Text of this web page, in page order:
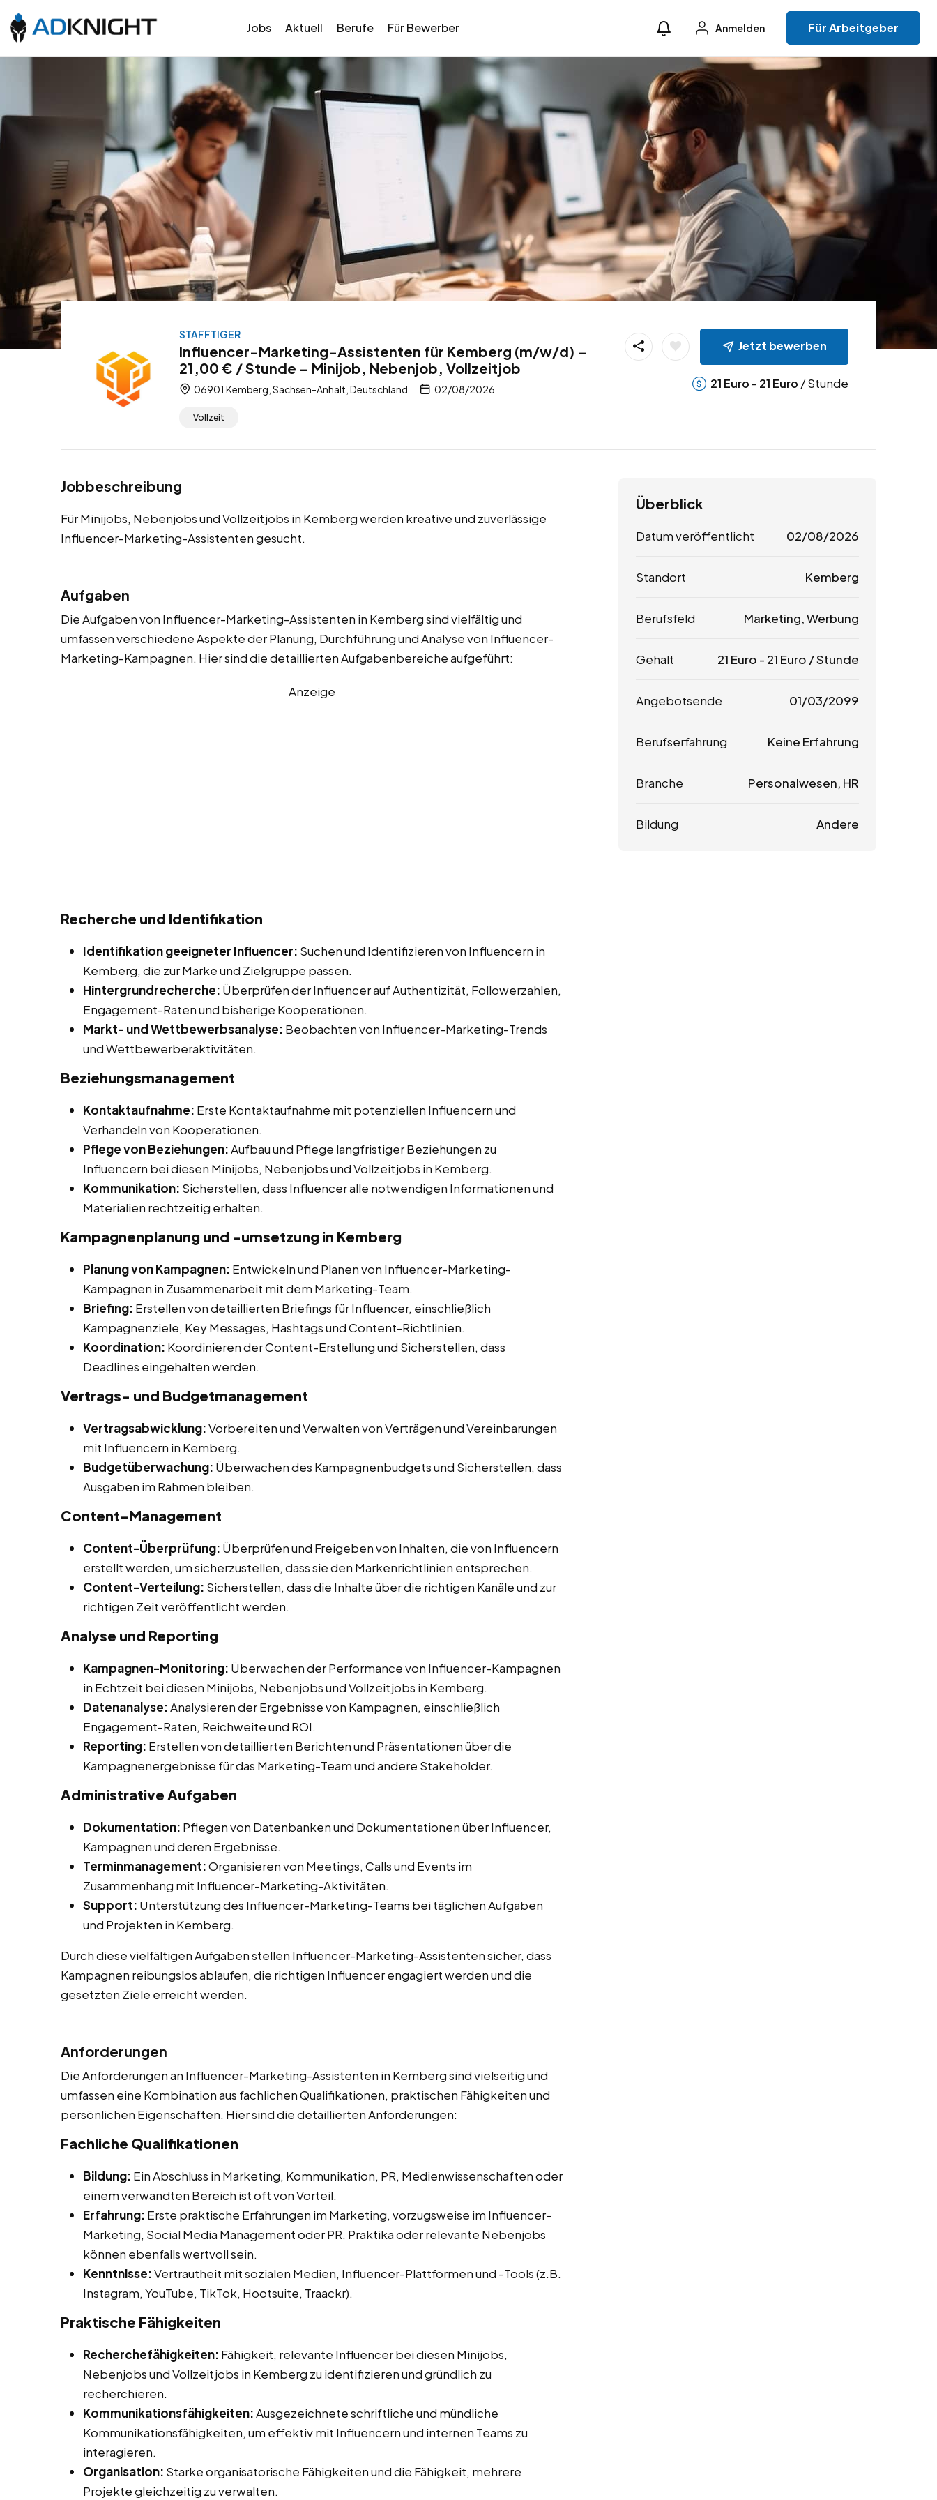
Jobs Aktuell Berufe Für Bewerber Anmelden Für Arbeitgeber
STAFFTIGER
Influencer-Marketing-Assistenten für Kemberg (m/w/d) –
21,00 € / Stunde – Minijob, Nebenjob, Vollzeitjob
06901 Kemberg, Sachsen-Anhalt, Deutschland 02/08/2026
Vollzeit
Jetzt bewerben
21 Euro - 21 Euro / Stunde
Jobbeschreibung
Für Minijobs, Nebenjobs und Vollzeitjobs in Kemberg werden kreative und zuverlässige
Influencer-Marketing-Assistenten gesucht.
Aufgaben
Die Aufgaben von Influencer-Marketing-Assistenten in Kemberg sind vielfältig und
umfassen verschiedene Aspekte der Planung, Durchführung und Analyse von Influencer-
Marketing-Kampagnen. Hier sind die detaillierten Aufgabenbereiche aufgeführt:
Anzeige
Recherche und Identifikation
Identifikation geeigneter Influencer: Suchen und Identifizieren von Influencern in
Kemberg, die zur Marke und Zielgruppe passen.
Hintergrundrecherche: Überprüfen der Influencer auf Authentizität, Followerzahlen,
Engagement-Raten und bisherige Kooperationen.
Markt- und Wettbewerbsanalyse: Beobachten von Influencer-Marketing-Trends
und Wettbewerberaktivitäten.
Beziehungsmanagement
Kontaktaufnahme: Erste Kontaktaufnahme mit potenziellen Influencern und
Verhandeln von Kooperationen.
Pflege von Beziehungen:Aufbau und Pflege langfristiger Beziehungen zu
Influencern bei diesen Minijobs, Nebenjobs und Vollzeitjobs in Kemberg.
Kommunikation: Sicherstellen, dass Influencer alle notwendigen Informationen und
Materialien rechtzeitig erhalten.
Kampagnenplanung und -umsetzung in Kemberg
Planung von Kampagnen: Entwickeln und Planen von Influencer-Marketing-
Kampagnen in Zusammenarbeit mit dem Marketing-Team.
Briefing: Erstellen von detaillierten Briefings für Influencer, einschließlich
Kampagnenziele, Key Messages, Hashtags und Content-Richtlinien.
Koordination: Koordinieren der Content-Erstellung und Sicherstellen, dass
Deadlines eingehalten werden.
Vertrags- und Budgetmanagement
Vertragsabwicklung:Vorbereiten und Verwalten von Verträgen und Vereinbarungen
mit Influencern in Kemberg.
Budgetüberwachung: Überwachen des Kampagnenbudgets und Sicherstellen, dass
Ausgaben im Rahmen bleiben.
Content-Management
Content-Überprüfung: Überprüfen und Freigeben von Inhalten, die von Influencern
erstellt werden, um sicherzustellen, dass sie den Markenrichtlinien entsprechen.
Content-Verteilung: Sicherstellen, dass die Inhalte über die richtigen Kanäle und zur
richtigen Zeit veröffentlicht werden.
Analyse und Reporting
Kampagnen-Monitoring: Überwachen der Performance von Influencer-Kampagnen
in Echtzeit bei diesen Minijobs, Nebenjobs und Vollzeitjobs in Kemberg.
Datenanalyse:Analysieren der Ergebnisse von Kampagnen, einschließlich
Engagement-Raten, Reichweite und ROI.
Reporting: Erstellen von detaillierten Berichten und Präsentationen über die
Kampagnenergebnisse für das Marketing-Team und andere Stakeholder.
Administrative Aufgaben
Dokumentation: Pflegen von Datenbanken und Dokumentationen über Influencer,
Kampagnen und deren Ergebnisse.
Terminmanagement:Organisieren von Meetings, Calls und Events im
Zusammenhang mit Influencer-Marketing-Aktivitäten.
Support: Unterstützung des Influencer-Marketing-Teams bei täglichen Aufgaben
und Projekten in Kemberg.
Durch diese vielfältigen Aufgaben stellen Influencer-Marketing-Assistenten sicher, dass
Kampagnen reibungslos ablaufen, die richtigen Influencer engagiert werden und die
gesetzten Ziele erreicht werden.
Anforderungen
Die Anforderungen an Influencer-Marketing-Assistenten in Kemberg sind vielseitig und
umfassen eine Kombination aus fachlichen Qualifikationen, praktischen Fähigkeiten und
persönlichen Eigenschaften. Hier sind die detaillierten Anforderungen:
Fachliche Qualifikationen
Bildung: Ein Abschluss in Marketing, Kommunikation, PR, Medienwissenschaften oder
einem verwandten Bereich ist oft von Vorteil.
Erfahrung: Erste praktische Erfahrungen im Marketing, vorzugsweise im Influencer-
Marketing, Social Media Management oder PR. Praktika oder relevante Nebenjobs
können ebenfalls wertvoll sein.
Kenntnisse:Vertrautheit mit sozialen Medien, Influencer-Plattformen und -Tools (z.B.
Instagram, YouTube, TikTok, Hootsuite, Traackr).
Praktische Fähigkeiten
Recherchefähigkeiten: Fähigkeit, relevante Influencer bei diesen Minijobs,
Nebenjobs und Vollzeitjobs in Kemberg zu identifizieren und gründlich zu
recherchieren.
Kommunikationsfähigkeiten:Ausgezeichnete schriftliche und mündliche
Kommunikationsfähigkeiten, um effektiv mit Influencern und internen Teams zu
interagieren.
Organisation: Starke organisatorische Fähigkeiten und die Fähigkeit, mehrere
Projekte gleichzeitig zu verwalten.
Überblick
Datum veröffentlicht 02/08/2026
Standort Kemberg
Berufsfeld Marketing, Werbung
Gehalt 21 Euro - 21 Euro / Stunde
Angebotsende 01/03/2099
Berufserfahrung Keine Erfahrung
Branche Personalwesen, HR
Bildung Andere